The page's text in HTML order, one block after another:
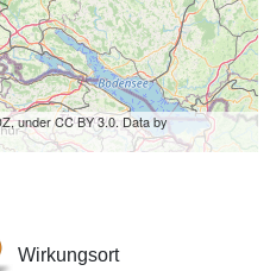
under CC BY 3.0. Data by
Wirkungsort